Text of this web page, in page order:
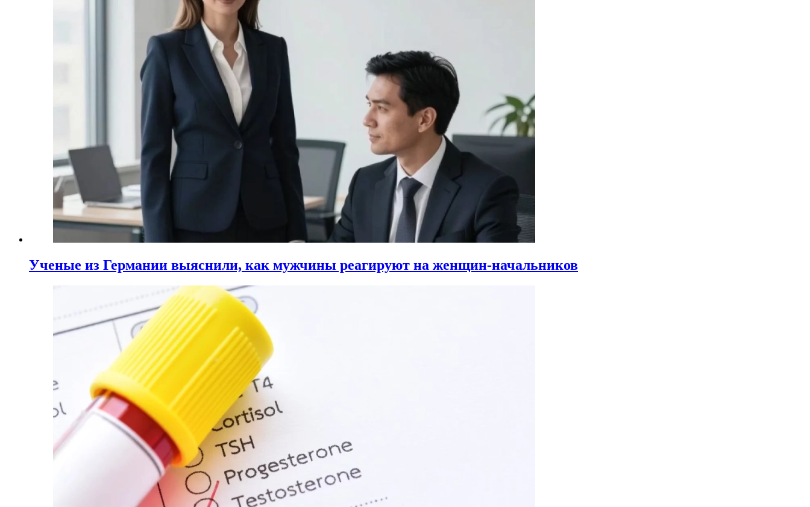
Ученые из Германии выяснили, как мужчины реагируют на женщин-начальников